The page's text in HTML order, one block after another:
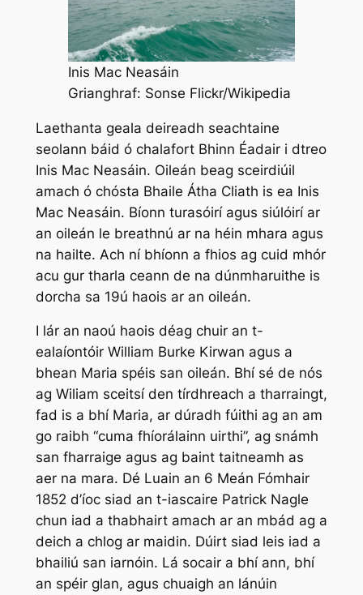
Inis Mac Neasáin
Grianghraf: Sonse Flickr/Wikipedia
Laethanta geala deireadh seachtaine
seolann báid ó chalafort Bhinn Éadair i dtreo
Inis Mac Neasáin. Oileán beag sceirdiúil
amach ó chósta Bhaile Átha Cliath is ea Inis
Mac Neasáin. Bíonn turasóirí agus siúlóirí ar
an oileán le breathnú ar na héin mhara agus
na hailte. Ach ní bhíonn a fhios ag cuid mhór
acu gur tharla ceann de na dúnmharuithe is
dorcha sa 19ú haois ar an oileán.
I lár an naoú haois déag chuir an t-
ealaíontóir William Burke Kirwan agus a
bhean Maria spéis san oileán. Bhí sé de nós
ag Wiliam sceitsí den tírdhreach a tharraingt,
fad is a bhí Maria, ar dúradh fúithi ag an am
go raibh “cuma fhíorálainn uirthi”, ag snámh
san fharraige agus ag baint taitneamh as
aer na mara. Dé Luain an 6 Meán Fómhair
1852 d’íoc siad an t-iascaire Patrick Nagle
chun iad a thabhairt amach ar an mbád ag a
deich a chlog ar maidin. Dúirt siad leis iad a
bhailiú san iarnóin. Lá socair a bhí ann, bhí
an spéir glan, agus chuaigh an lánúin